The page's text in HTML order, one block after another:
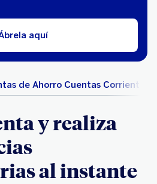
aquí
de Ahorro Cuentas Corriente
y realiza
al instante